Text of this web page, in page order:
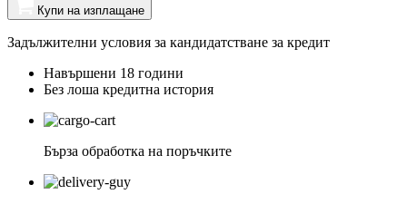
Купи на изплащане
Задължителни условия за кандидатстване за кредит
Навършени 18 години
Без лоша кредитна история
Бърза обработка на поръчките